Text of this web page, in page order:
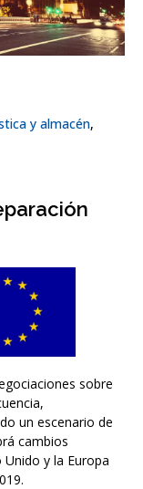
y almacén,
sobre
un escenario de
cambios
y la Europa